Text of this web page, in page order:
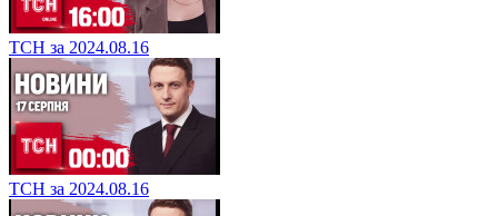
ТСН за 2024.08.16
ТСН за 2024.08.16